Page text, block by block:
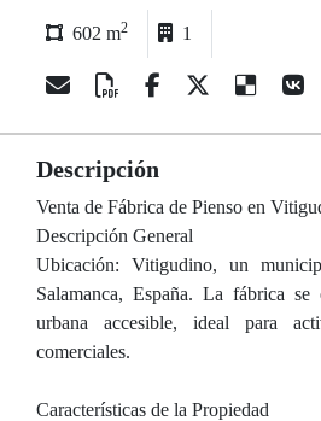
602 m2 1
Descripción
Venta de Fábrica de Pienso en
Descripción General
Ubicación: Vitigudino, un
Salamanca, España. La fábrica se
urbana accesible, ideal para
comerciales.
Características de la Propiedad